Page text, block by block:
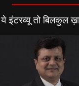
ये इंटरव्यू तो बिलकुल